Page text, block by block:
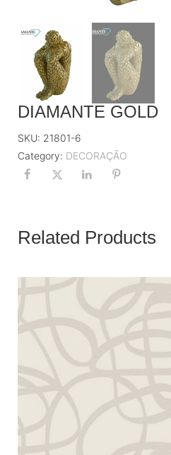
DIAMANTE GOLD
SKU: 21801-6
Category: DECORAÇÃO
Related Products